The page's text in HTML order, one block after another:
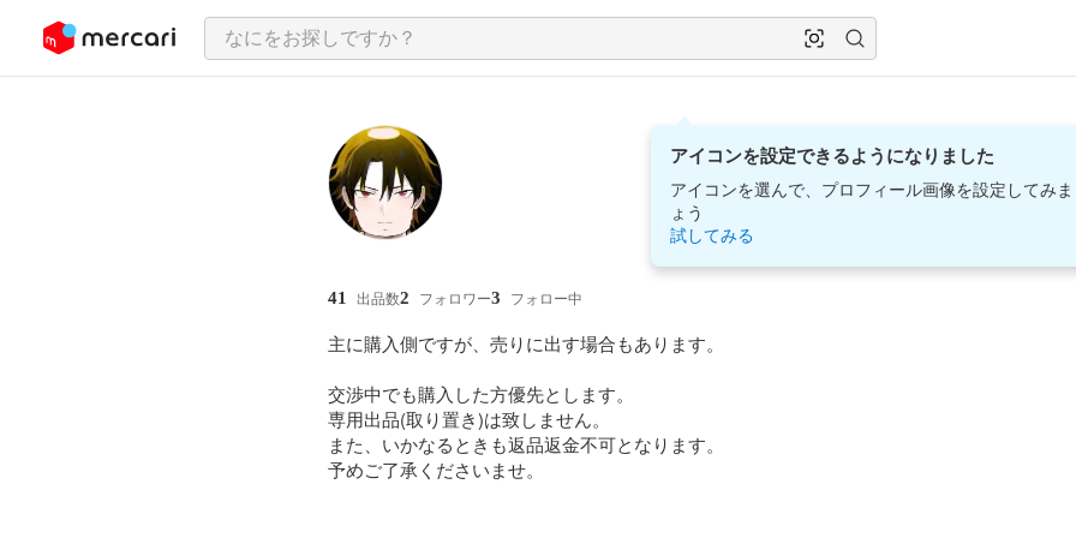
ツにスキップ
アイコンを設定できるようになりました
アイコンを選んで、プロフィール画像を設定してみ
ょう
試してみる
41 出品数2 フォロワー3 フォロー中
主に購入側ですが、売りに出す場合もあります。
交渉中でも購入した方優先とします。
専用出品(取り置き)は致しません。
また、いかなるときも返品返金不可となります。
予めご了承くださいませ。